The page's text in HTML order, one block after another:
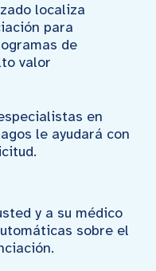
localiza
para
de
valor
en
le ayudará con
y a su médico
sobre el